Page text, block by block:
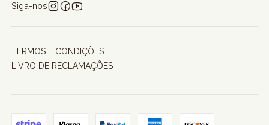
Siga-nos
TERMOS E CONDIÇÕES
LIVRO DE RECLAMAÇÕES